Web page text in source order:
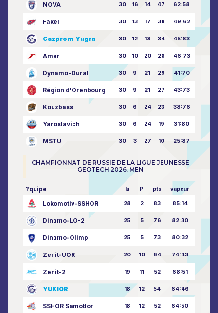
NOVA 30 16 14 47 62:58
Fakel 30 13 17 38 49:62
Gazprom-Yugra 30 12 18 34 45:63
Amer 30 10 20 28 46:73
Dynamo-Oural 30 9 21 29 41:70
Région d'Orenbourg 30 9 21 27 43:73
Kouzbass 30 6 24 23 38:76
Yaroslavich 30 6 24 19 31:80
MSTU 30 3 27 10 25:87
CHAMPIONNAT DE RUSSIE DE LA LIGUE JEUNESSE
GEOTECH 2026. MEN
?quipe la P pts vapeur
Lokomotiv-SSHOR 28 2 83 85:14
Dinamo-LO-2 25 5 76 82:30
Dinamo-Olimp 25 5 73 80:32
Zenit-UOR 20 10 64 74:43
Zenit-2 19 11 52 68:51
YUKIOR 18 12 54 64:46
SSHOR Samotlor 18 12 52 64:50